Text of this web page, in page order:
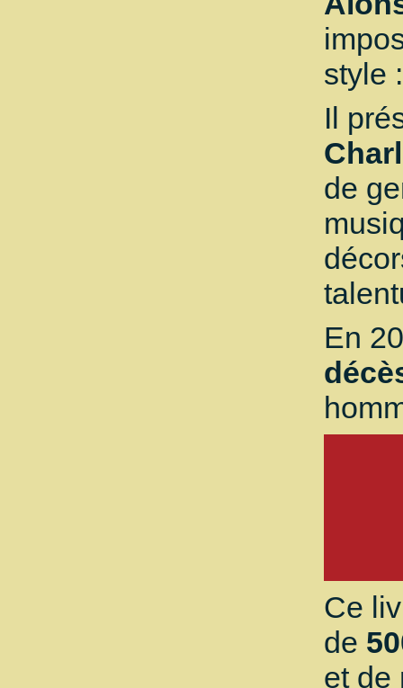
style
Il
de
En
Ce
de
et de